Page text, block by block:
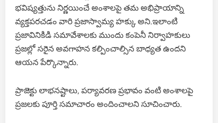
భవిష్యత్తును నిర్ణయించే అంశాలపై తమ అభిప్రాయాన్ని
వ్యక్తపరచడం వారి ప్రజాస్వామ్య హక్కు అని.ఇలాంటి
ప్రజావినికిడి సమావేశాలకు ముందు కంపెనీ నిర్వాహకులు
ప్రజల్లో సరైన అవగాహన కల్పించాల్సిన బాధ్యత ఉందని
ఆయన పేర్కొన్నారు.
ప్రాజెక్టు లాభనష్టాలు, పర్యావరణ ప్రభావం వంటి అంశాలపై
ప్రజలకు పూర్తి సమాచారం అందించాలని సూచించారు.